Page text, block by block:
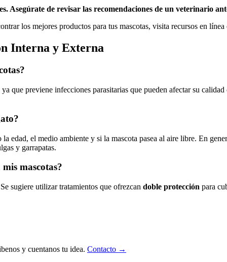
Asegúrate de revisar las recomendaciones de un veterinario
los mejores productos para tus mascotas, visita recursos en
Interna y Externa
que previene infecciones parasitarias que pueden afectar su
edad, el medio ambiente y si la mascota pasea al aire libre. En
y garrapatas.
mascotas?
sugiere utilizar tratamientos que ofrezcan doble protección para
y cuentanos tu idea. Contacto →